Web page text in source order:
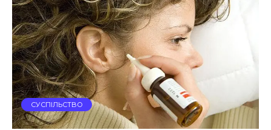
СУСПІЛЬСТВО